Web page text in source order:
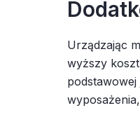
Urządzając
wyższy